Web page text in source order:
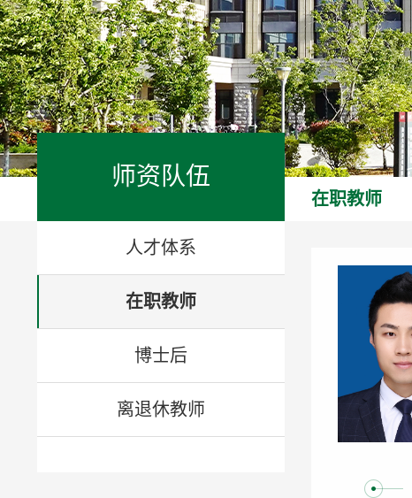
师资队伍
人才体系
在职教师
博士后
离退休教师
在职教师